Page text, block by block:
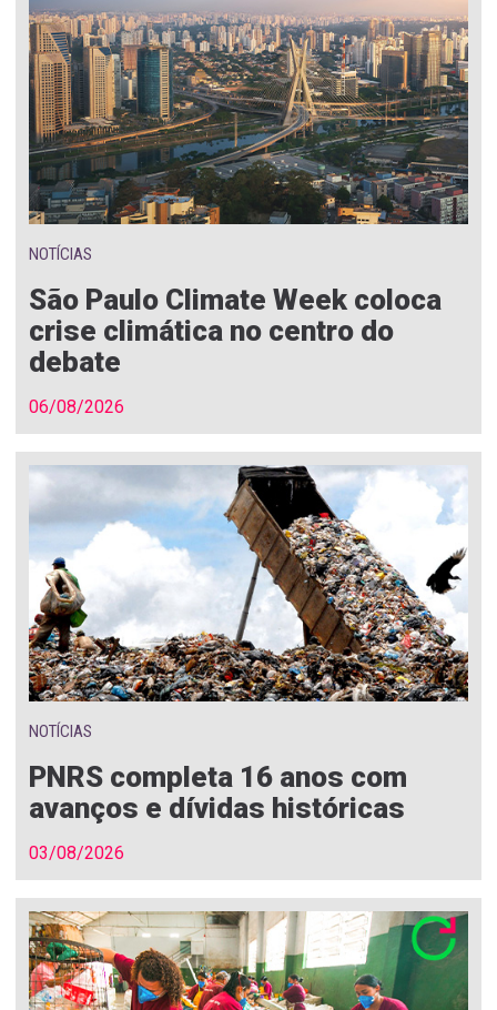
NOTÍCIAS
São Paulo Climate Week coloca
crise climática no centro do
debate
06/08/2026
NOTÍCIAS
PNRS completa 16 anos com
avanços e dívidas históricas
03/08/2026